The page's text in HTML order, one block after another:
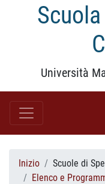
Università
Inizio Scuole di
Elenco e